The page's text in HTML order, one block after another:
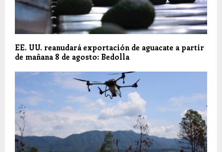
EE. UU. reanudará exportación de aguacate a partir
de mañana 8 de agosto: Bedolla